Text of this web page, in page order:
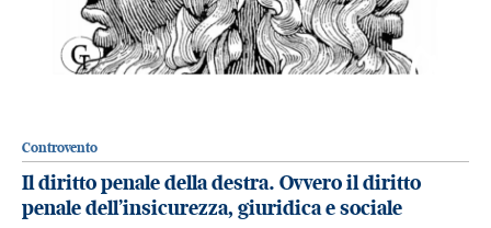
Controvento
Il diritto penale della destra. Ovvero il diritto
penale dell’insicurezza, giuridica e sociale